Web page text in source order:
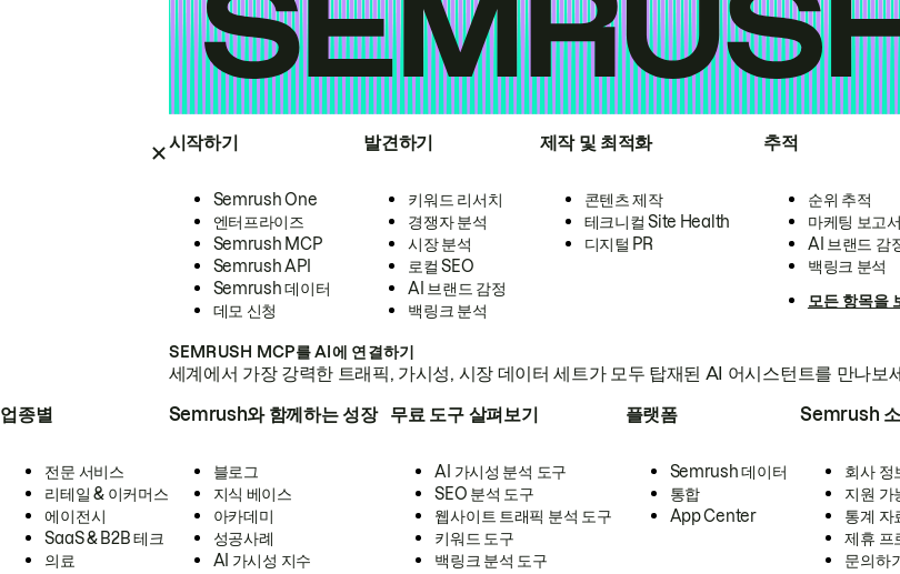
시작하기
Semrush One
엔터프라이즈
Semrush MCP
Semrush API
Semrush 데이터
데모 신청
발견하기
키워드 리서치
경쟁자 분석
시장 분석
로컬 SEO
AI 브랜드 감정
백링크 분석
제작 및 최적화
콘텐츠 제작
테크니컬 Site Health
디지털 PR
추적
순위 추적
마케팅 보고
AI 브랜드 감
백링크 분석
모든 항목을
SEMRUSH MCP를 AI에 연결하기
세계에서 가장 강력한 트래픽, 가시성, 시장 데이터 세트가 모두 탑재된 AI 어시스턴트를 만나보
업종별
전문 서비스
리테일 & 이커머스
에이전시
SaaS & B2B 테크
의료
Semrush와 함께하는 성장
블로그
지식 베이스
아카데미
성공사례
AI 가시성 지수
무료 도구 살펴보기
AI 가시성 분석 도구
SEO 분석 도구
웹사이트 트래픽 분석 도구
키워드 도구
백링크 분석 도구
플랫폼
Semrush 데이터
통합
App Center
Semrush
회사 정
지원 가
통계 자
제휴 프
문의하